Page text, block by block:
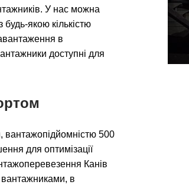
У нас можна
якою кількістю
в
доступні для
вантажопідйомністю 500
для оптимізації
Канів
вантажниками, в